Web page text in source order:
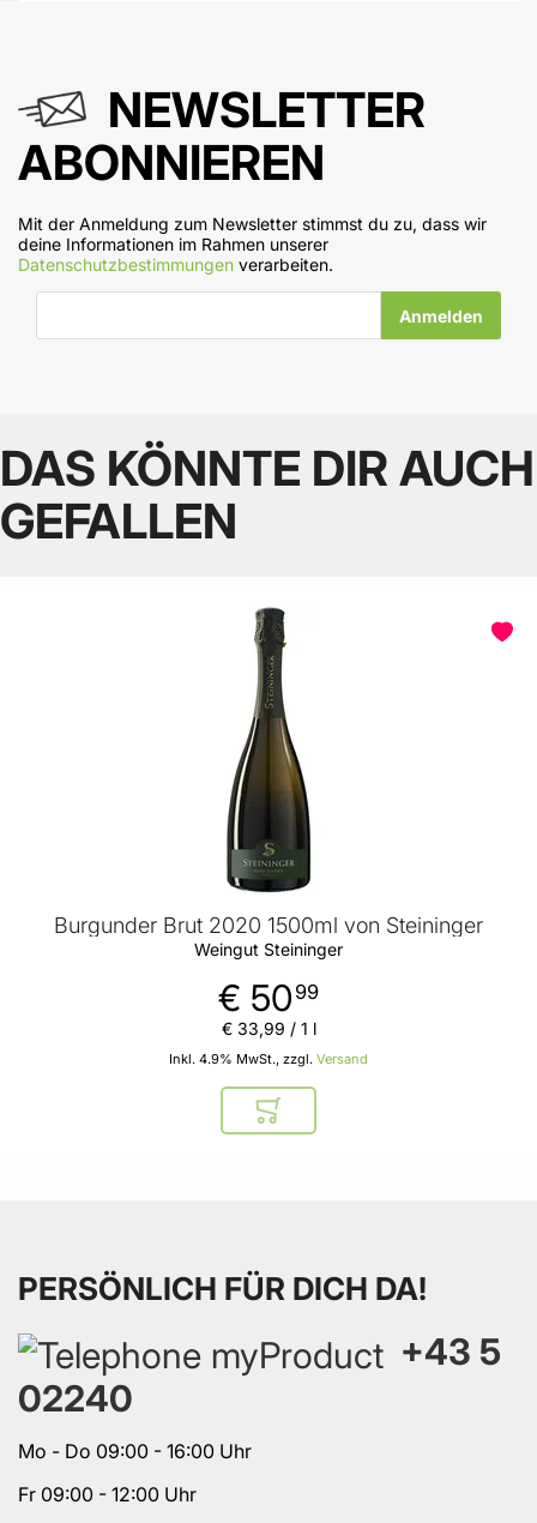
NEWSLETTER
ABONNIEREN
Mit der Anmeldung zum Newsletter stimmst du zu, dass wir
deine Informationen im Rahmen unserer
Datenschutzbestimmungen verarbeiten.
E-Mail-Adresse
DAS KÖNNTE DIR AUCH
GEFALLEN
Burgunder Brut 2020 1500ml von Steininger
Weingut Steininger
€ 50 99
Inkl. 4.9% MwSt., zzgl. Versand
€ 33,99 / 1 l
In den Warenkorb
PERSÖNLICH FÜR DICH DA!
+43 5
02240
Mo - Do 09:00 - 16:00 Uhr
Fr 09:00 - 12:00 Uhr